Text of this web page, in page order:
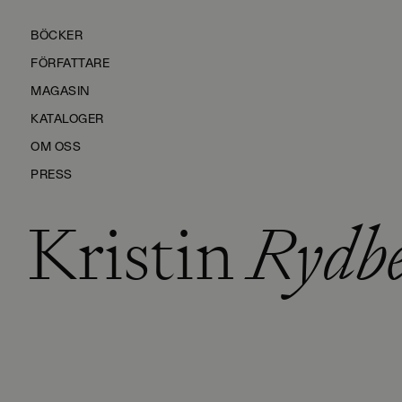
BÖCKER
FÖRFATTARE
MAGASIN
KATALOGER
OM OSS
PRESS
KONTAKTA OSS
HÅLLBARHET
Kristin